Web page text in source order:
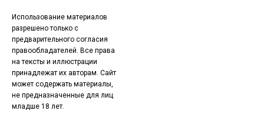
Использование материалов
разрешено только с
предварительного согласия
правообладателей. Все права
на тексты и иллюстрации
принадлежат их авторам. Сайт
может содержать материалы,
не предназначенные для лиц
младше 18 лет.